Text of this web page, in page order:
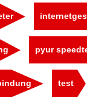
pyur
test